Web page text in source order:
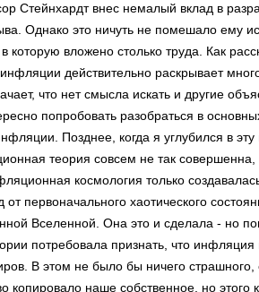
Стейнхардт внес немалый вклад в
Однако это ничуть не помешало ему
которую вложено столько труда. Как
действительно раскрывает
что нет смысла искать и другие
попробовать разобраться в
Позднее, когда я углубился в эту
теория совсем не так совершенна,
космология только
первоначального хаотического
Вселенной. Она это и сделала - но
потребовала признать, что инфляция
В этом не было бы ничего
копировало наше собственное, но этого